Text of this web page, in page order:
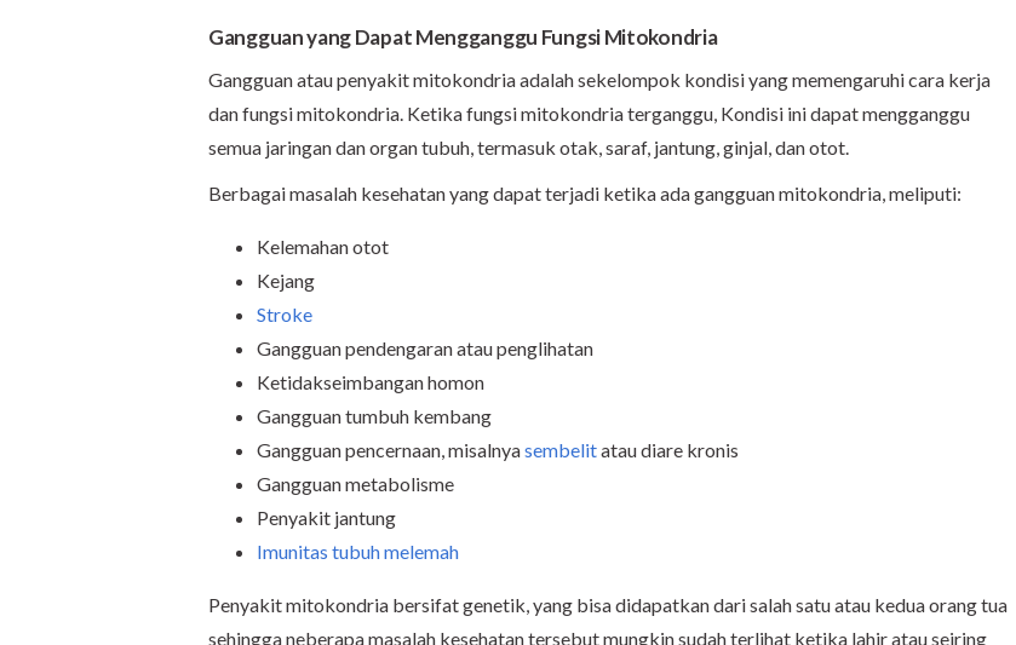
Gangguan yang Dapat Mengganggu Fungsi Mitokondria
Gangguan atau penyakit mitokondria adalah sekelompok kondisi yang memengaruhi cara kerja
dan fungsi mitokondria. Ketika fungsi mitokondria terganggu, Kondisi ini dapat mengganggu
semua jaringan dan organ tubuh, termasuk otak, saraf, jantung, ginjal, dan otot.
Berbagai masalah kesehatan yang dapat terjadi ketika ada gangguan mitokondria, meliputi:
Kelemahan otot
Kejang
Stroke
Gangguan pendengaran atau penglihatan
Ketidakseimbangan homon
Gangguan tumbuh kembang
Gangguan pencernaan, misalnyasembelitatau diare kronis
Gangguan metabolisme
Penyakit jantung
Imunitas tubuh melemah
Penyakit mitokondria bersifat genetik, yang bisa didapatkan dari salah satu atau kedua orang tua
sehingga neberapa masalah kesehatan tersebut mungkin sudah terlihat ketika lahir atau seiring